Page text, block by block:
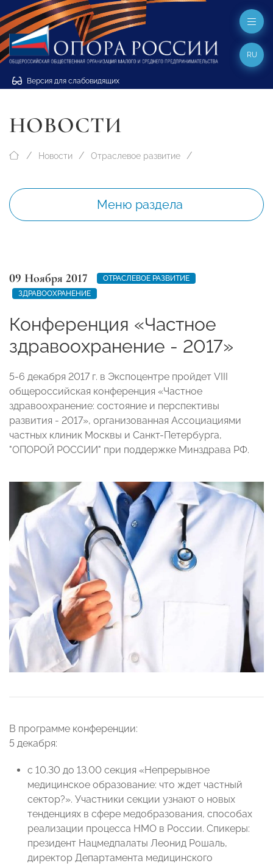
Версия для слабовидящих
RU
НОВОСТИ
Новости Отраслевое развитие
Меню раздела
09 Ноября 2017
ОТРАСЛЕВОЕ РАЗВИТИЕ
ЗДРАВООХРАНЕНИЕ
Конференция «Частное
здравоохранение - 2017»
5-6 декабря 2017 г. в Экспоцентре пройдет VIII
общероссийская конференция «Частное
здравоохранение: состояние и перспективы
развития - 2017», организованная Ассоциациями
частных клиник Москвы и Санкт-Петербурга,
"ОПОРОЙ РОССИИ" при поддержке Минздрава РФ.
В программе конференции:
5 декабря:
с 10.30 до 13.00 секция «Непрерывное
медицинское образование: что ждет частный
сектор?». Участники секции узнают о новых
тенденциях в сфере медобразования, способах
реализации процесса НМО в России. Спикеры:
президент Нацмедпалаты Леонид Рошаль,
директор Департамента медицинского